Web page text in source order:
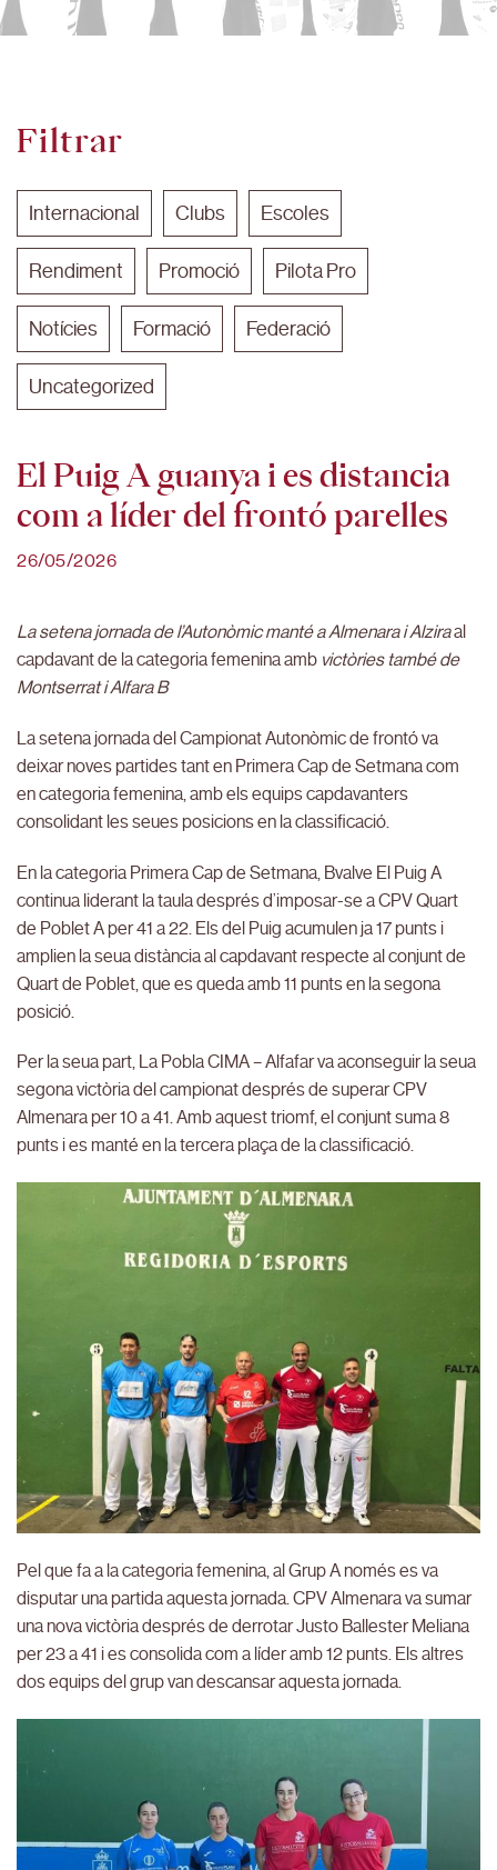
Filtrar
Internacional Clubs Escoles
Rendiment Promoció Pilota Pro
Notícies Formació Federació
Uncategorized
El Puig A guanya i es distancia
com a líder del frontó parelles
26/05/2026
La setena jornada de l’Autonòmic manté a Almenara i Alziraal
capdavant de la categoria femenina amb victòries també de
Montserrat i Alfara B
La setena jornada del Campionat Autonòmic de frontó va
deixar noves partides tant en Primera Cap de Setmana com
en categoria femenina, amb els equips capdavanters
consolidant les seues posicions en la classificació.
En la categoria Primera Cap de Setmana, Bvalve El Puig A
continua liderant la taula després d’imposar-se a CPV Quart
de Poblet A per 41 a 22. Els del Puig acumulen ja 17 punts i
amplien la seua distància al capdavant respecte al conjunt de
Quart de Poblet, que es queda amb 11 punts en la segona
posició.
Per la seua part, La Pobla CIMA – Alfafar va aconseguir la seua
segona victòria del campionat després de superar CPV
Almenara per 10 a 41. Amb aquest triomf, el conjunt suma 8
punts i es manté en la tercera plaça de la classificació.
Pel que fa a la categoria femenina, al Grup A només es va
disputar una partida aquesta jornada. CPV Almenara va sumar
una nova victòria després de derrotar Justo Ballester Meliana
per 23 a 41 i es consolida com a líder amb 12 punts. Els altres
dos equips del grup van descansar aquesta jornada.